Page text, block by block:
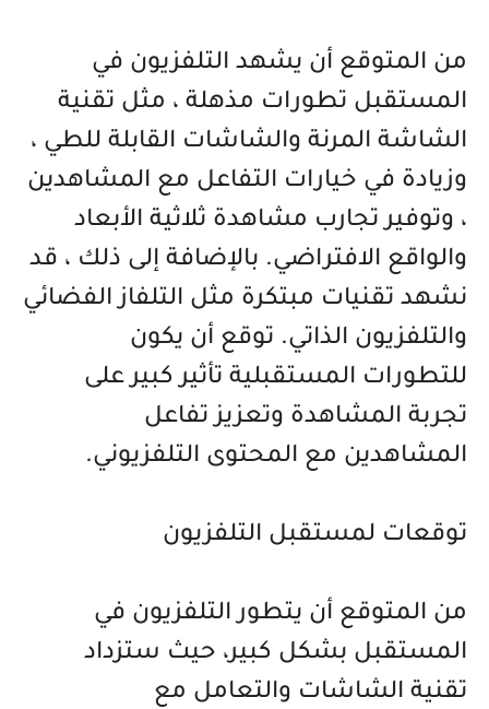
من المتوقع أن يشهد التلفزيون في
المستقبل تطورات مذهلة ، مثل تقنية
الشاشة المرنة والشاشات القابلة للطي ،
وزيادة في خيارات التفاعل مع المشاهدين
، وتوفير تجارب مشاهدة ثلاثية الأبعاد
والواقع الافتراضي. بالإضافة إلى ذلك ، قد
نشهد تقنيات مبتكرة مثل التلفاز الفضائي
والتلفزيون الذاتي. توقع أن يكون
للتطورات المستقبلية تأثير كبير على
تجربة المشاهدة وتعزيز تفاعل
المشاهدين مع المحتوى التلفزيوني.
توقعات لمستقبل التلفزيون
من المتوقع أن يتطور التلفزيون في
المستقبل بشكل كبير، حيث ستزداد
تقنية الشاشات والتعامل مع